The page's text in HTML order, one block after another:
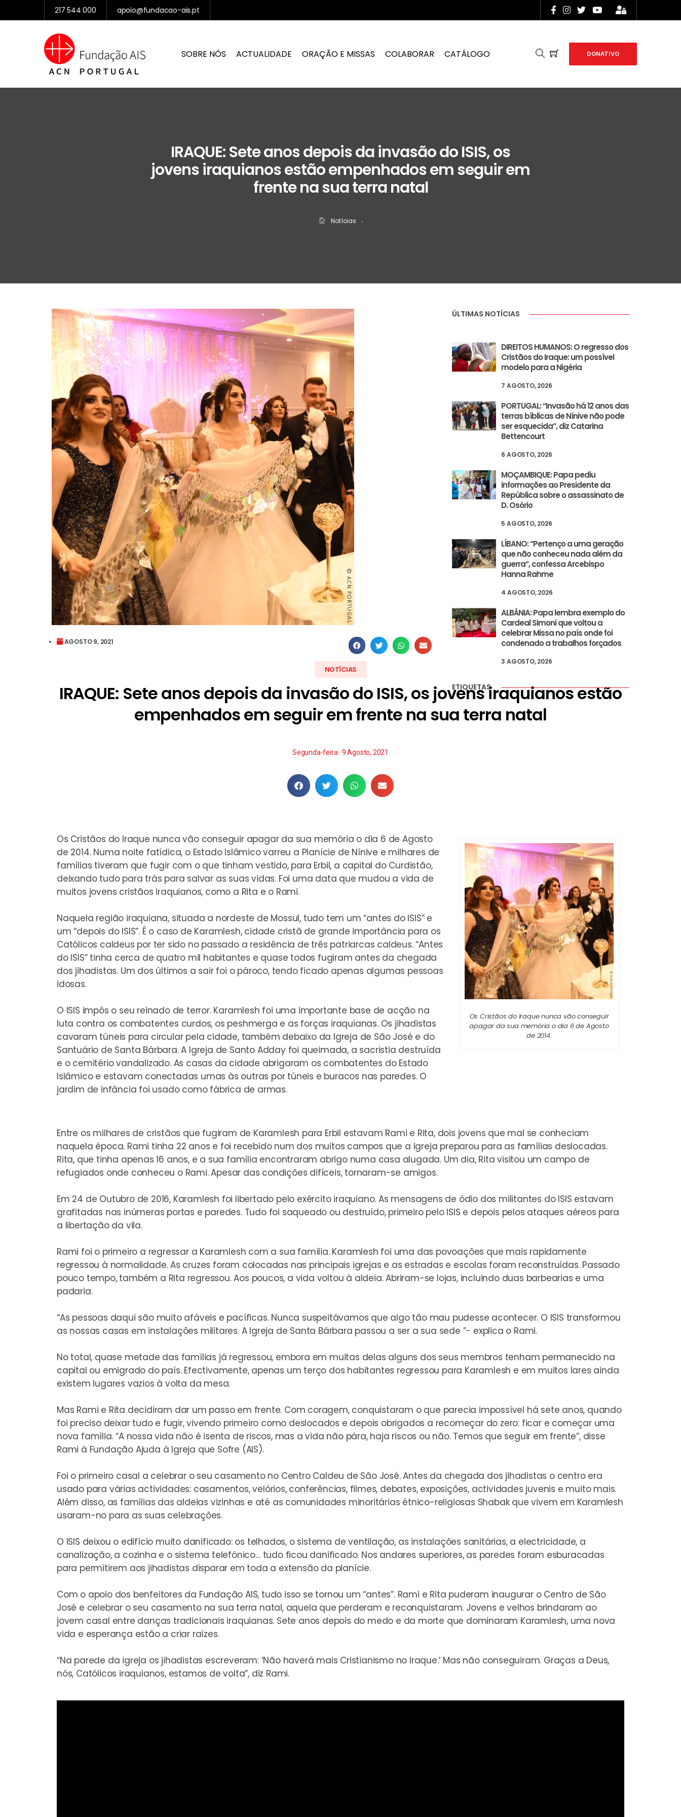
217 544 000 apoio@fundacao-ais.pt
SOBRE NÓS ACTUALIDADE ORAÇÃO E MISSAS COLABORAR CATÁLOGO DONATIVO
IRAQUE: Sete anos depois da invasão do ISIS, os
jovens iraquianos estão empenhados em seguir em
frente na sua terra natal
Notícias ‧
AGOSTO 9, 2021
NOTÍCIAS
IRAQUE: Sete anos depois da invasão do ISIS, os jovens iraquianos estão
empenhados em seguir em frente na sua terra natal
Segunda-feira · 9 Agosto, 2021
Os Cristãos do Iraque nunca vão conseguir apagar da sua memória o dia 6 de Agosto
de 2014. Numa noite fatídica, o Estado Islâmico varreu a Planície de Nínive e milhares de
famílias tiveram que fugir com o que tinham vestido, para Erbil, a capital do Curdistão,
deixando tudo para trás para salvar as suas vidas. Foi uma data que mudou a vida de
muitos jovens cristãos iraquianos, como a Rita e o Rami.
Naquela região iraquiana, situada a nordeste de Mossul, tudo tem um “antes do ISIS” e
um “depois do ISIS”. É o caso de Karamlesh, cidade cristã de grande importância para os
Católicos caldeus por ter sido no passado a residência de três patriarcas caldeus. “Antes
do ISIS” tinha cerca de quatro mil habitantes e quase todos fugiram antes da chegada
dos jihadistas. Um dos últimos a sair foi o pároco, tendo ficado apenas algumas pessoas
idosas.
O ISIS impôs o seu reinado de terror. Karamlesh foi uma importante base de acção na
luta contra os combatentes curdos, os peshmerga e as forças iraquianas. Os jihadistas
cavaram túneis para circular pela cidade, também debaixo da Igreja de São José e do
Santuário de Santa Bárbara. A Igreja de Santo Adday foi queimada, a sacristia destruída
e o cemitério vandalizado. As casas da cidade abrigaram os combatentes do Estado
Islâmico e estavam conectadas umas às outras por túneis e buracos nas paredes. O
jardim de infância foi usado como fábrica de armas.
Os Cristãos do Iraque nunca vão conseguir
apagar da sua memória o dia 6 de Agosto
de 2014.
Entre os milhares de cristãos que fugiram de Karamlesh para Erbil estavam Rami e Rita, dois jovens que mal se conheciam
naquela época. Rami tinha 22 anos e foi recebido num dos muitos campos que a Igreja preparou para as famílias deslocadas.
Rita, que tinha apenas 16 anos, e a sua família encontraram abrigo numa casa alugada. Um dia, Rita visitou um campo de
refugiados onde conheceu o Rami. Apesar das condições difíceis, tornaram-se amigos.
Em 24 de Outubro de 2016, Karamlesh foi libertado pelo exército iraquiano. As mensagens de ódio dos militantes do ISIS estavam
grafitadas nas inúmeras portas e paredes. Tudo foi saqueado ou destruído, primeiro pelo ISIS e depois pelos ataques aéreos para
a libertação da vila.
Rami foi o primeiro a regressar a Karamlesh com a sua família. Karamlesh foi uma das povoações que mais rapidamente
regressou à normalidade. As cruzes foram colocadas nas principais igrejas e as estradas e escolas foram reconstruídas. Passado
pouco tempo, também a Rita regressou. Aos poucos, a vida voltou à aldeia. Abriram-se lojas, incluindo duas barbearias e uma
padaria.
“As pessoas daqui são muito afáveis e pacíficas. Nunca suspeitávamos que algo tão mau pudesse acontecer. O ISIS transformou
as nossas casas em instalações militares. A Igreja de Santa Bárbara passou a ser a sua sede ”- explica o Rami.
No total, quase metade das famílias já regressou, embora em muitas delas alguns dos seus membros tenham permanecido na
capital ou emigrado do país. Efectivamente, apenas um terço dos habitantes regressou para Karamlesh e em muitos lares ainda
existem lugares vazios à volta da mesa.
Mas Rami e Rita decidiram dar um passo em frente. Com coragem, conquistaram o que parecia impossível há sete anos, quando
foi preciso deixar tudo e fugir, vivendo primeiro como deslocados e depois obrigados a recomeçar do zero: ficar e começar uma
nova família. “A nossa vida não é isenta de riscos, mas a vida não pára, haja riscos ou não. Temos que seguir em frente”, disse
Rami à Fundação Ajuda à Igreja que Sofre (AIS).
Foi o primeiro casal a celebrar o seu casamento no Centro Caldeu de São José. Antes da chegada dos jihadistas o centro era
usado para várias actividades: casamentos, velórios, conferências, filmes, debates, exposições, actividades juvenis e muito mais.
Além disso, as famílias das aldeias vizinhas e até as comunidades minoritárias étnico-religiosas Shabak que vivem em Karamlesh
usaram-no para as suas celebrações.
O ISIS deixou o edifício muito danificado: os telhados, o sistema de ventilação, as instalações sanitárias, a electricidade, a
canalização, a cozinha e o sistema telefónico… tudo ficou danificado. Nos andares superiores, as paredes foram esburacadas
para permitirem aos jihadistas disparar em toda a extensão da planície.
Com o apoio dos benfeitores da Fundação AIS, tudo isso se tornou um “antes”. Rami e Rita puderam inaugurar o Centro de São
José e celebrar o seu casamento na sua terra natal, aquela que perderam e reconquistaram. Jovens e velhos brindaram ao
jovem casal entre danças tradicionais iraquianas. Sete anos depois do medo e da morte que dominaram Karamlesh, uma nova
vida e esperança estão a criar raízes.
“Na parede da igreja os jihadistas escreveram: ‘Não haverá mais Cristianismo no Iraque.’ Mas não conseguiram. Graças a Deus,
nós, Católicos iraquianos, estamos de volta”, diz Rami.
ÚLTIMAS NOTÍCIAS
DIREITOS HUMANOS: O regresso dos
Cristãos do Iraque: um possível
modelo para a Nigéria
7 AGOSTO, 2026
PORTUGAL: “Invasão há 12 anos das
terras bíblicas de Nínive não pode
ser esquecida”, diz Catarina
Bettencourt
6 AGOSTO, 2026
MOÇAMBIQUE: Papa pediu
informações ao Presidente da
República sobre o assassinato de
D. Osório
5 AGOSTO, 2026
LÍBANO: “Pertenço a uma geração
que não conheceu nada além da
guerra”, confessa Arcebispo
Hanna Rahme
4 AGOSTO, 2026
ALBÂNIA: Papa lembra exemplo do
Cardeal Simoni que voltou a
celebrar Missa no país onde foi
condenado a trabalhos forçados
3 AGOSTO, 2026
ETIQUETAS